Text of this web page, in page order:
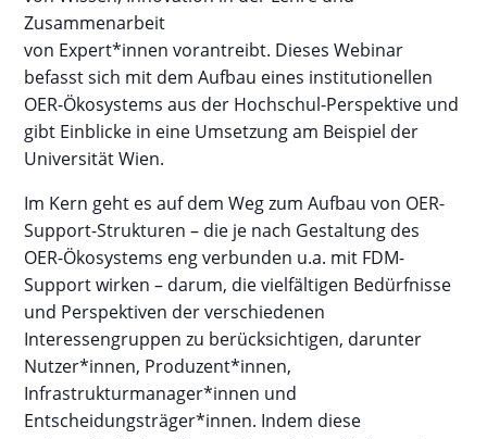
Zusammenarbeit
von Expert*innen vorantreibt. Dieses Webinar
befasst sich mit dem Aufbau eines institutionellen
OER-Ökosystems aus der Hochschul-Perspektive und
gibt Einblicke in eine Umsetzung am Beispiel der
Universität Wien.
Im Kern geht es auf dem Weg zum Aufbau von OER-
Support-Strukturen – die je nach Gestaltung des
OER-Ökosystems eng verbunden u.a. mit FDM-
Support wirken – darum, die vielfältigen Bedürfnisse
und Perspektiven der verschiedenen
Interessengruppen zu berücksichtigen, darunter
Nutzer*innen, Produzent*innen,
Infrastrukturmanager*innen und
Entscheidungsträger*innen. Indem diese